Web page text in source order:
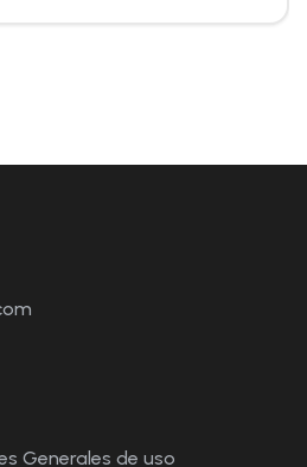
Generales de uso